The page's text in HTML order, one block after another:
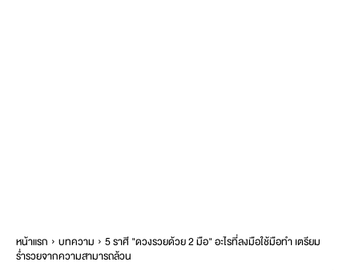
หน้าแรก บทความ
5 ราศี "ดวงรวยด้วย 2 มือ" อะไรที่ลงมือใช้มือทำ เตรียม
ร่ำรวยจากความสามารถล้วน